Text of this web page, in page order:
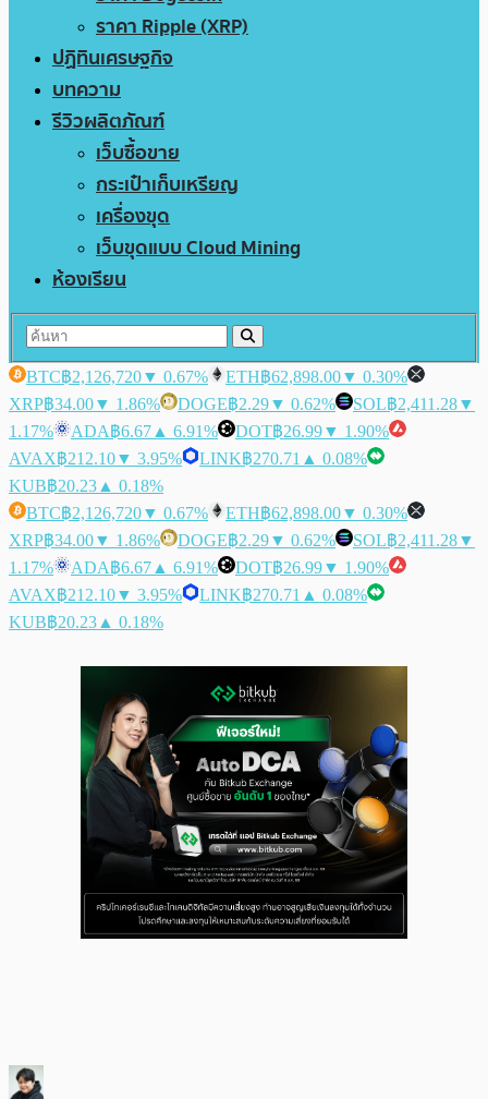
ราคา Ripple (XRP)
ปฏิทินเศรษฐกิจ
บทความ
รีวิวผลิตภัณฑ์
เว็บซื้อขาย
กระเป๋าเก็บเหรียญ
เครื่องขุด
เว็บขุดแบบ Cloud Mining
ห้องเรียน
BTC฿2,126,720▼ 0.67% ETH฿62,898.00▼ 0.30%
XRP฿34.00▼ 1.86% DOGE฿2.29▼ 0.62% SOL฿2,411.28▼
1.17%
ADA฿6.67 ▲ 6.91% DOT฿26.99▼ 1.90%
AVAX฿212.10▼ 3.95% LINK฿270.71 ▲ 0.08%
KUB฿20.23 ▲ 0.18%
BTC฿2,126,720▼ 0.67% ETH฿62,898.00▼ 0.30%
XRP฿34.00▼ 1.86% DOGE฿2.29▼ 0.62% SOL฿2,411.28▼
1.17%
ADA฿6.67 ▲ 6.91% DOT฿26.99▼ 1.90%
AVAX฿212.10▼ 3.95% LINK฿270.71 ▲ 0.08%
KUB฿20.23 ▲ 0.18%